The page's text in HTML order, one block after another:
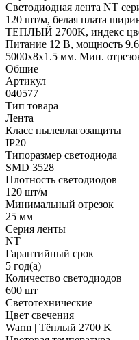
Светодиодная лента NT
120 шт/м, белая плата
ТЕПЛЫЙ 2700K, индекс
Питание 12 В, мощность
5000x8x1.5 мм. Мин.
Общие
Артикул
040577
Тип товара
Лента
Класс пылевлагозащиты
IP20
Типоразмер светодиода
SMD 3528
Плотность светодиодов
120 шт/м
Минимальный отрезок
25 мм
Серия ленты
NT
Гарантийный срок
5 год(а)
Количество светодиодов
600 шт
Светотехнические
Цвет свечения
Warm | Тёплый 2700 K